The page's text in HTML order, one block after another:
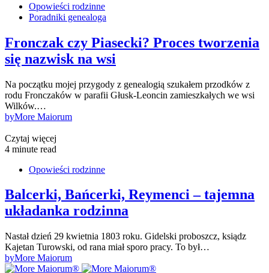
Opowieści rodzinne
Poradniki genealoga
Fronczak czy Piasecki? Proces tworzenia
się nazwisk na wsi
Na początku mojej przygody z genealogią szukałem przodków z
rodu Fronczaków w parafii Głusk-Leoncin zamieszkałych we wsi
Wilków.…
byMore Maiorum
Czytaj więcej
4 minute read
Opowieści rodzinne
Balcerki, Bańcerki, Reymenci – tajemna
układanka rodzinna
Nastał dzień 29 kwietnia 1803 roku. Gidelski proboszcz, ksiądz
Kajetan Turowski, od rana miał sporo pracy. To był…
byMore Maiorum